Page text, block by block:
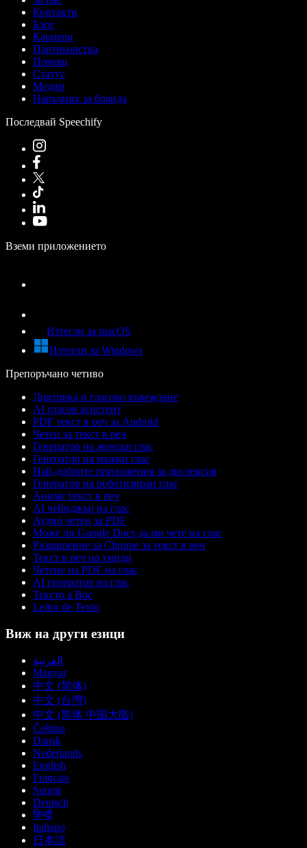
Контакти
Блог
Кариери
Партньорства
Помощ
Статус
Медии
Наръчник за бранда
Последвай Speechify
Вземи приложението
Изтегли за macOS
Изтегли за Windows
Препоръчано четиво
Диктовка и гласово въвеждане
AI гласов асистент
PDF текст в реч за Android
Четец за текст в реч
Генератор на женски глас
Генератор на мъжки глас
Най-добрите приложения за дислексия
Генератор на роботизиран глас
Аниме текст в реч
AI чейнджър на глас
Аудио четец за PDF
Може ли Google Docs да ми чете на глас
Разширение за Chrome за текст в реч
Текст в реч на хинди
Четене на PDF на глас
AI генератор на глас
Тексто а Вос
Leitor de Texto
Виж на други езици
العربية
Magyar
中文 (简体)
中文 (台灣)
中文 (简体 中国大陆)
Čeština
Dansk
Nederlands
English
Français
Suomi
Deutsch
हिन्दी
Italiano
日本語